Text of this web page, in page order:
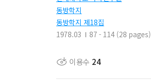
동방학지
동방학지 제18집
1978.03
87 - 114 (28 pages)
이용수 24